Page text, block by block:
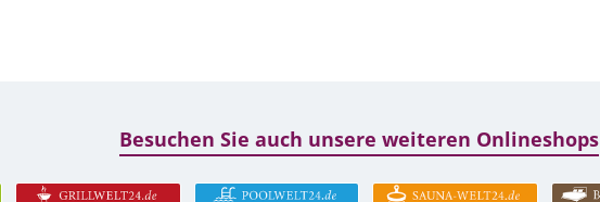
Besuchen Sie auch unsere weiteren Onlineshops